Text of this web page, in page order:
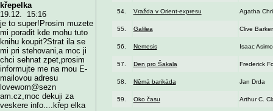
54. Vražda v Orient-expresu Agatha
55. Galilea Clive Barker
56. Nemesis Isaac
57. Den pro Šakala Frederick
58. Němá barikáda Jan Drda
59. Oko času Arthur C.
křepelka
19.12. 15:16
je to super!Prosim muzete
mi poradit kde mohu tuto
knihu koupit?Strat ila se
mi pri stehovani,a moc ji
chci sehnat zpet,prosim
informujte me na mou E-
mailovou adresu
lovewom@sezn
am.cz,moc dekuji za
veskere info....křep elka